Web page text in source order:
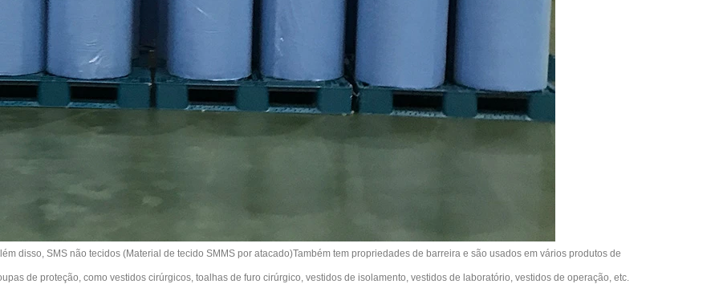
disso, SMS não tecidos (Material de tecido SMMS por atacado)Também tem propriedades de barreira e são usados ​​em vários produtos de
de proteção, como vestidos cirúrgicos, toalhas de furo cirúrgico, vestidos de isolamento, vestidos de laboratório, vestidos de operação, etc.